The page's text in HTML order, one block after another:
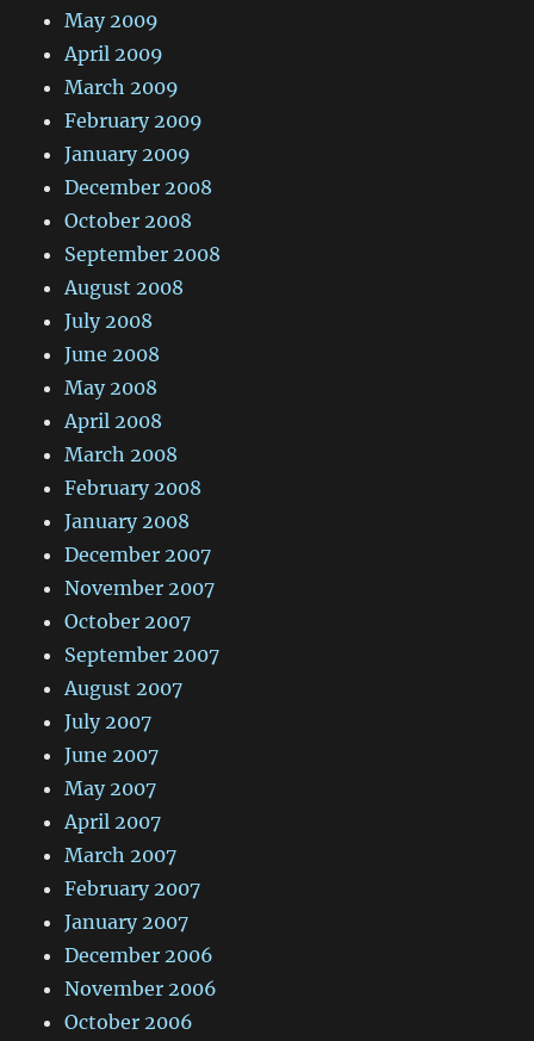
May 2009
April 2009
March 2009
February 2009
January 2009
December 2008
October 2008
September 2008
August 2008
July 2008
June 2008
May 2008
April 2008
March 2008
February 2008
January 2008
December 2007
November 2007
October 2007
September 2007
August 2007
July 2007
June 2007
May 2007
April 2007
March 2007
February 2007
January 2007
December 2006
November 2006
October 2006